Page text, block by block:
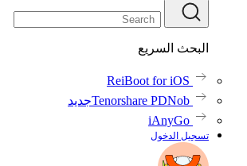
البحث السريع
ReiBoot for iOS
Tenorshare PDNobجديد
iAnyGo
تسجيل الدخول